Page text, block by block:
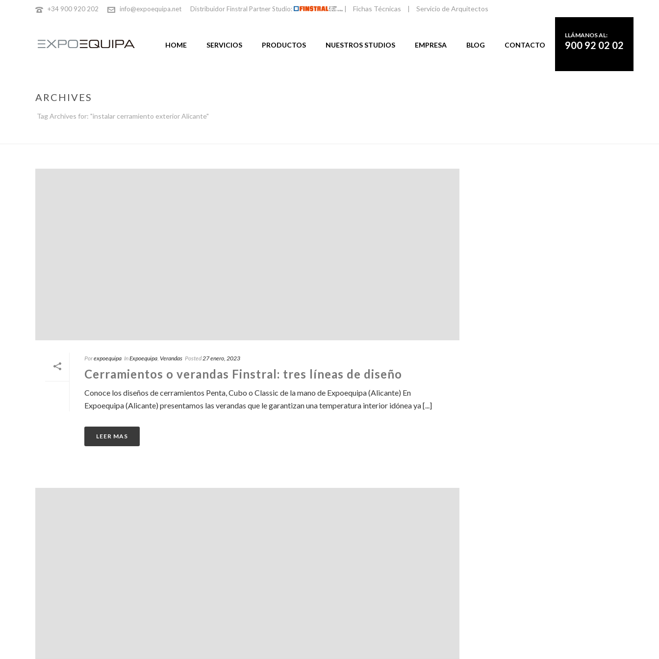
+34 900 920 202 info@expoequipa.net Distribuidor Finstral Partner Studio: Fichas Técnicas Servicio de Arquitectos
HOME SERVICIOS PRODUCTOS NUESTROS STUDIOS EMPRESA BLOG CONTACTO
LLÁMANOS AL:
900 92 02 02
ARCHIVES
Tag Archives for: "instalar cerramiento exterior Alicante"
Porexpoequipa InExpoequipa, Verandas Posted27 enero, 2023
Cerramientos o verandas Finstral: tres líneas de diseño
Conoce los diseños de cerramientos Penta, Cubo o Classic de la mano de Expoequipa (Alicante) En
Expoequipa (Alicante) presentamos las verandas que le garantizan una temperatura interior idónea ya [...]
LEER MAS